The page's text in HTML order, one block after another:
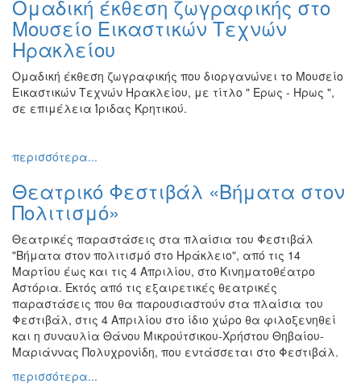
Ζωγραφική
Φωτογραφία
Τραγούδι
Μουσική
Κινηματογράφος
Θέατρο
Ειδών
Συνέδρια
Ημερίδες
-
Διημερίδες
Σεμινάρια-
Διαλέξεις-
Ομιλίες
Διάφορες
Εκθέσεις
Ομαδική έκθεση ζωγραφικής στο
Μουσείο Εικαστικών Τεχνών
Ηρακλείου
Ομαδική έκθεση ζωγραφικής που διοργανώνει το Μουσείο
Εικαστικών Τεχνών Ηρακλείου, με τίτλο " Ερως - Ηρως ",
σε επιμέλεια Ίριδας Κρητικού.
περισσότερα...
Θεατρικό Φεστιβάλ «Βήματα στον
Πολιτισμό»
Θεατρικές παραστάσεις στα πλαίσια του Φεστιβάλ
"Βήματα στον πολιτισμό στο Ηράκλειο", από τις 14
Μαρτίου έως και τις 4 Απριλίου, στο Κινηματοθέατρο
Αστόρια. Εκτός από τις εξαιρετικές θεατρικές
παραστάσεις που θα παρουσιαστούν στα πλαίσια του
Φεστιβάλ, στις 4 Απριλίου στο ίδιο χώρο θα φιλοξενηθεί
και η συναυλία Θάνου Μικρούτσικου-Χρήστου Θηβαίου-
Μαριάννας Πολυχρονίδη, που εντάσσεται στο Φεστιβάλ.
περισσότερα...